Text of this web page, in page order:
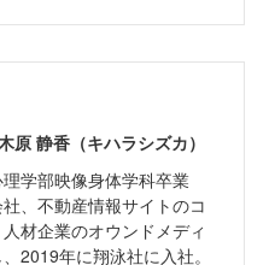
原 静香（キハラシズカ）
学部映像身体学科卒業
、不動産情報サイトのコ
材企業のオウンドメディ
2019年に翔泳社に入社。